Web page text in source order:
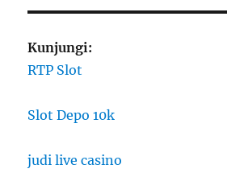
Kunjungi:
RTP Slot
Slot Depo 10k
judi live casino